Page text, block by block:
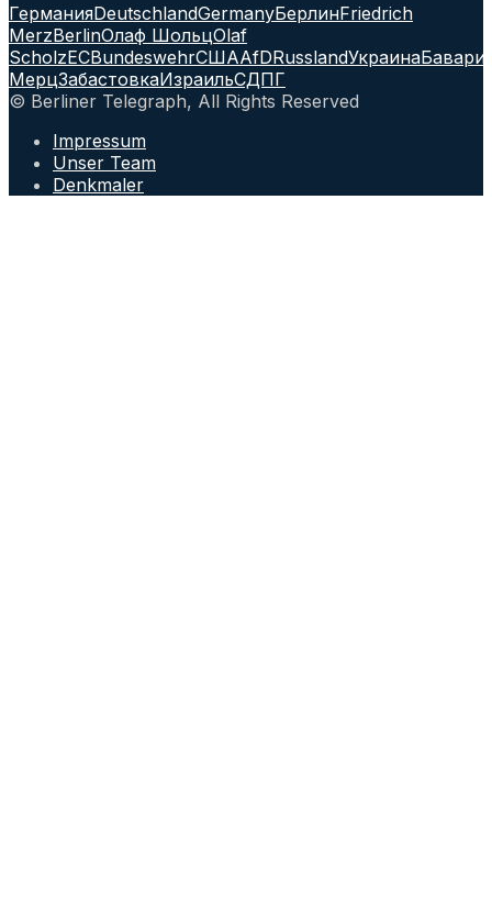
ГерманияDeutschlandGermanyБерлинFriedrich
MerzBerlinОлаф ШольцOlaf
ScholzЕСBundeswehrСШАAfDRusslandУкраина
МерцЗабастовкаИзраильСДПГ
© Berliner Telegraph, All Rights Reserved
Impressum
Unser Team
Denkmaler